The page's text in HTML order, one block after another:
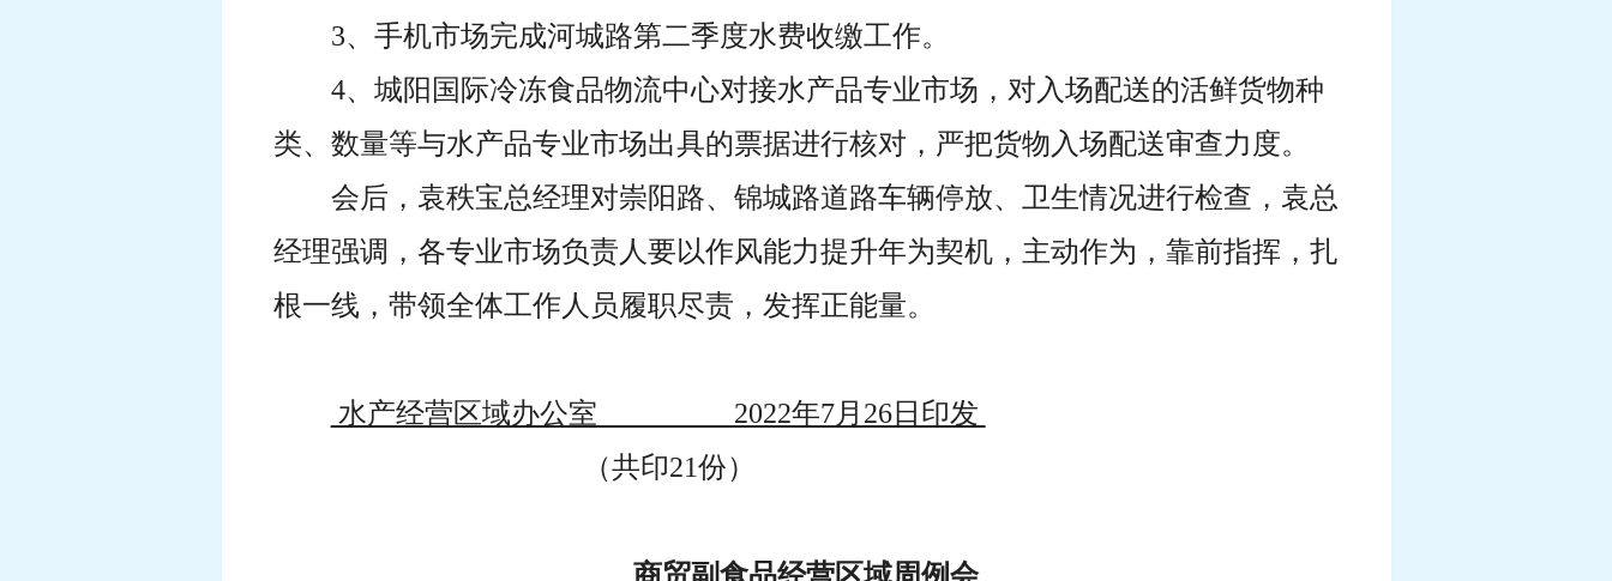
3、手机市场完成河城路第二季度水费收缴工作。
4、城阳国际冷冻食品物流中心对接水产品专业市场，对入场配送的活鲜货物种
类、数量等与水产品专业市场出具的票据进行核对，严把货物入场配送审查力度。
会后，袁秩宝总经理对崇阳路、锦城路道路车辆停放、卫生情况进行检查，袁总
经理强调，各专业市场负责人要以作风能力提升年为契机，主动作为，靠前指挥，扎
根一线，带领全体工作人员履职尽责，发挥正能量。
水产经营区域办公室 2022年7月26日印发
（共印21份）